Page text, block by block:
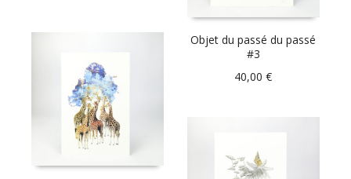
Objet du passé du passé
#3
40,00€